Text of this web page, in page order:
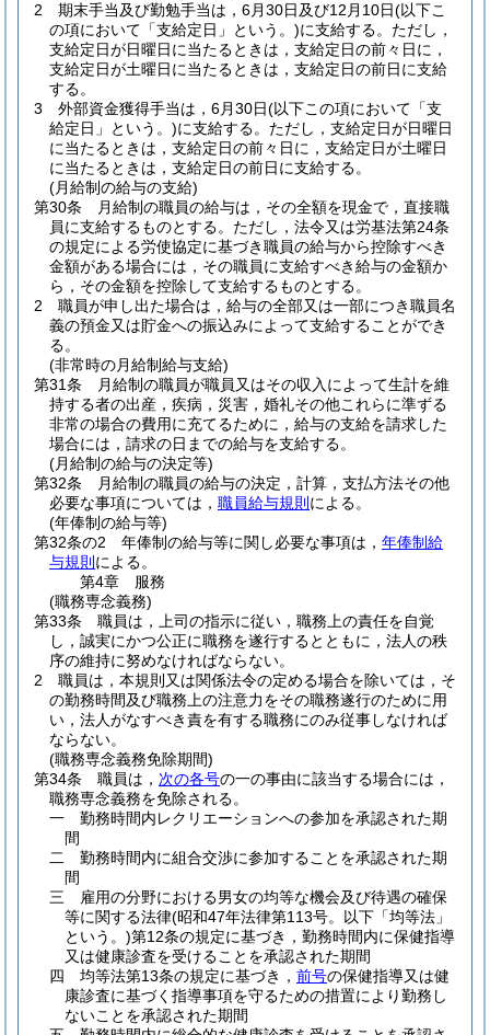
2
期末手当及び勤勉手当は，6月30日及び12月10日(以下こ
の項において「支給定日」という。)に支給する。 ただし，
支給定日が日曜日に当たるときは，支給定日の前々日に，
支給定日が土曜日に当たるときは，支給定日の前日に支給
する。
3
外部資金獲得手当は，6月30日(以下この項において「支
給定日」という。)に支給する。 ただし，支給定日が日曜日
に当たるときは，支給定日の前々日に，支給定日が土曜日
に当たるときは，支給定日の前日に支給する。
(月給制の給与の支給)
第30条
月給制の職員の給与は，その全額を現金で，直接職
員に支給するものとする。 ただし，法令又は労基法第24条
の規定による労使協定に基づき職員の給与から控除すべき
金額がある場合には，その職員に支給すべき給与の金額か
ら，その金額を控除して支給するものとする。
2
職員が申し出た場合は，給与の全部又は一部につき職員名
義の預金又は貯金への振込みによって支給することができ
る。
(非常時の月給制給与支給)
第31条
月給制の職員が職員又はその収入によって生計を維
持する者の出産，疾病，災害，婚礼その他これらに準ずる
非常の場合の費用に充てるために，給与の支給を請求した
場合には，請求の日までの給与を支給する。
(月給制の給与の決定等)
第32条
月給制の職員の給与の決定，計算，支払方法その他
必要な事項については， 職員給与規則 による。
(年俸制の給与等)
第32条の2
年俸制の給与等に関し必要な事項は， 年俸制給
与規則 による。
第4章
服務
(職務専念義務)
第33条
職員は，上司の指示に従い，職務上の責任を自覚
し，誠実にかつ公正に職務を遂行するとともに，法人の秩
序の維持に努めなければならない。
2
職員は，本規則又は関係法令の定める場合を除いては，そ
の勤務時間及び職務上の注意力をその職務遂行のために用
い，法人がなすべき責を有する職務にのみ従事しなければ
ならない。
(職務専念義務免除期間)
第34条
職員は， 次の各号の一の事由に該当する場合には，
職務専念義務を免除される。
一
勤務時間内レクリエーションへの参加を承認された期
間
二
勤務時間内に組合交渉に参加することを承認された期
間
三
雇用の分野における男女の均等な機会及び待遇の確保
等に関する法律(昭和47年法律第113号。以下「均等法」
という。)第12条の規定に基づき，勤務時間内に保健指導
又は健康診査を受けることを承認された期間
四
均等法第13条の規定に基づき， 前号の保健指導又は健
康診査に基づく指導事項を守るための措置により勤務し
ないことを承認された期間